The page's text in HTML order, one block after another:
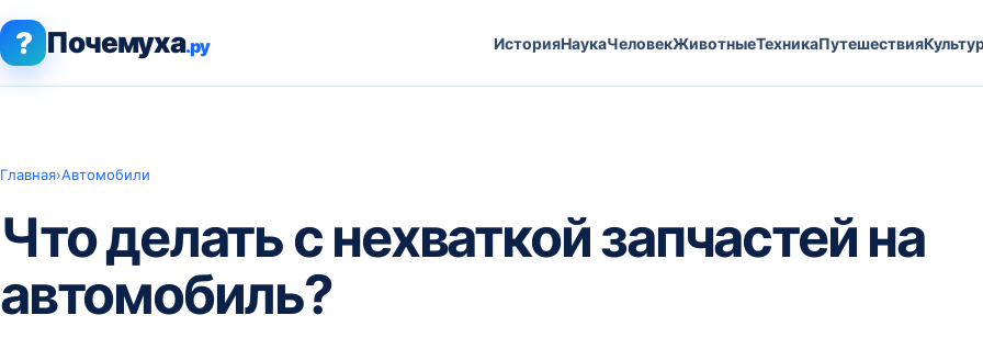
? Почемуха.ру ИсторияНаукаЧеловекЖивотныеТехникаПутешествия
Главная›Автомобили
Что делать с нехваткой запчастей на
автомобиль?